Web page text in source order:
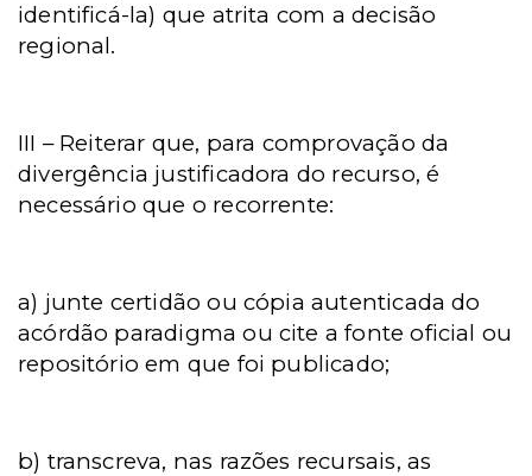
identificá-la) que atrita com a decisão
regional.
III – Reiterar que, para comprovação da
divergência justificadora do recurso, é
necessário que o recorrente:
a) junte certidão ou cópia autenticada do
acórdão paradigma ou cite a fonte oficial ou
repositório em que foi publicado;
b) transcreva, nas razões recursais, as